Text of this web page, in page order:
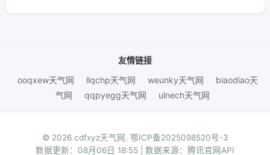
友情链接
ooqxew天气网
llqchp天气网 weunky天气网
biaodiao天
气网
qqpyegg天气网 ulnech天气网
© 2026 cdfxyz天气网. 鄂ICP备2025098520号-3
数据更新：08月06日 18:55 | 数据来源：腾讯官网API